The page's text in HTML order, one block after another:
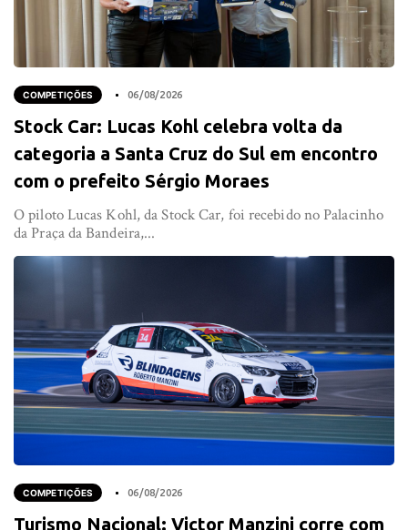
COMPETIÇÕES 06/08/2026
Stock Car: Lucas Kohl celebra volta da
categoria a Santa Cruz do Sul em encontro
com o prefeito Sérgio Moraes
O piloto Lucas Kohl, da Stock Car, foi recebido no Palacinho
da Praça da Bandeira,...
COMPETIÇÕES 06/08/2026
Turismo Nacional: Victor Manzini corre com